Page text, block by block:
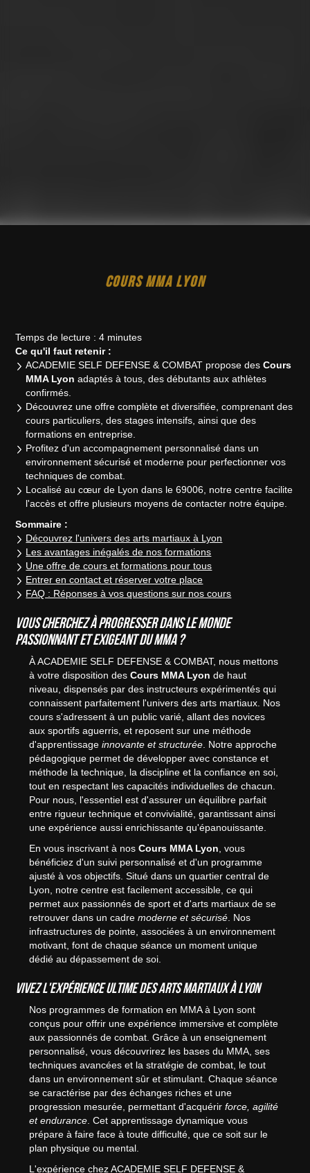
COURS MMA LYON
Temps de lecture : 4 minutes
Ce qu'il faut retenir :
ACADEMIE SELF DEFENSE & COMBAT propose desCours
MMA Lyon adaptés à tous, des débutants aux athlètes
confirmés.
Découvrez une offre complète et diversifiée, comprenant des
cours particuliers, des stages intensifs, ainsi que des
formations en entreprise.
Profitez d'un accompagnement personnalisé dans un
environnement sécurisé et moderne pour perfectionner vos
techniques de combat.
Localisé au cœur de Lyon dans le 69006, notre centre facilite
l'accès et offre plusieurs moyens de contacter notre équipe.
Sommaire :
Découvrez l'univers des arts martiaux à Lyon
Les avantages inégalés de nos formations
Une offre de cours et formations pour tous
Entrer en contact et réserver votre place
FAQ : Réponses à vos questions sur nos cours
Vous cherchez à progresser dans le monde
passionnant et exigeant du MMA ?
À ACADEMIE SELF DEFENSE & COMBAT, nous mettons
à votre disposition desCours MMA Lyon de haut
niveau, dispensés par des instructeurs expérimentés qui
connaissent parfaitement l'univers des arts martiaux. Nos
cours s'adressent à un public varié, allant des novices
aux sportifs aguerris, et reposent sur une méthode
d'apprentissageinnovante et structurée. Notre approche
pédagogique permet de développer avec constance et
méthode la technique, la discipline et la confiance en soi,
tout en respectant les capacités individuelles de chacun.
Pour nous, l'essentiel est d'assurer un équilibre parfait
entre rigueur technique et convivialité, garantissant ainsi
une expérience aussi enrichissante qu'épanouissante.
En vous inscrivant à nosCours MMA Lyon, vous
bénéficiez d'un suivi personnalisé et d'un programme
ajusté à vos objectifs. Situé dans un quartier central de
Lyon, notre centre est facilement accessible, ce qui
permet aux passionnés de sport et d'arts martiaux de se
retrouver dans un cadremoderne et sécurisé. Nos
infrastructures de pointe, associées à un environnement
motivant, font de chaque séance un moment unique
dédié au dépassement de soi.
Vivez l'expérience ultime des arts martiaux à Lyon
Nos programmes de formation en MMA à Lyon sont
conçus pour offrir une expérience immersive et complète
aux passionnés de combat. Grâce à un enseignement
personnalisé, vous découvrirez les bases du MMA, ses
techniques avancées et la stratégie de combat, le tout
dans un environnement sûr et stimulant. Chaque séance
se caractérise par des échanges riches et une
progression mesurée, permettant d'acquérirforce, agilité
et endurance. Cet apprentissage dynamique vous
prépare à faire face à toute difficulté, que ce soit sur le
plan physique ou mental.
L'expérience chez ACADEMIE SELF DEFENSE &